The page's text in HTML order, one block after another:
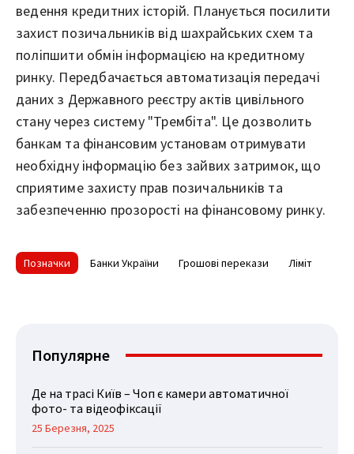
ведення кредитних історій. Планується посилити
захист позичальників від шахрайських схем та
поліпшити обмін інформацією на кредитному
ринку. Передбачається автоматизація передачі
даних з Державного реєстру актів цивільного
стану через систему "Трембіта". Це дозволить
банкам та фінансовим установам отримувати
необхідну інформацію без зайвих затримок, що
сприятиме захисту прав позичальників та
забезпеченню прозорості на фінансовому ринку.
Позначки Банки України Грошові перекази Ліміт
Популярне
Де на трасі Київ – Чоп є камери автоматичної
фото- та відеофіксації
25 Березня, 2025